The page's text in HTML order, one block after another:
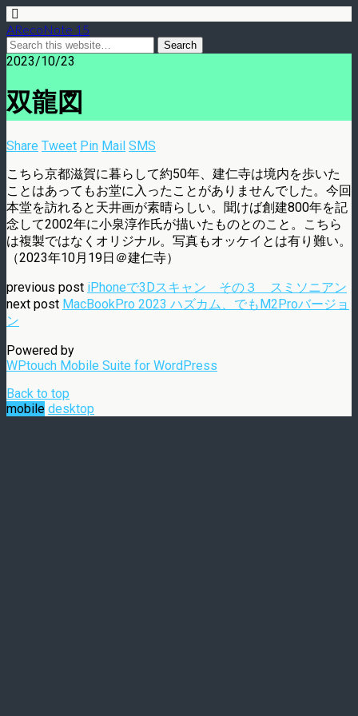
ARecoNote 15
2023/10/23
双龍図
Share Tweet Pin Mail SMS
こちら京都滋賀に暮らして約50年、建仁寺は境内を歩いた
ことはあってもお堂に入ったことがありませんでした。今回
本堂を訪れると天井画が素晴らしい。聞けば創建800年を記
念して2002年に小泉淳作氏が描いたものとのこと。こちら
は複製ではなくオリジナル。写真もオッケイとは有り難い。
（2023年10月19日＠建仁寺）
previous post iPhoneで3Dスキャン その３ スミソニアン
next post MacBookPro 2023 ハズカム、でもM2Proバージョ
ン
Powered by
WPtouch Mobile Suite for WordPress
Back to top
mobile desktop